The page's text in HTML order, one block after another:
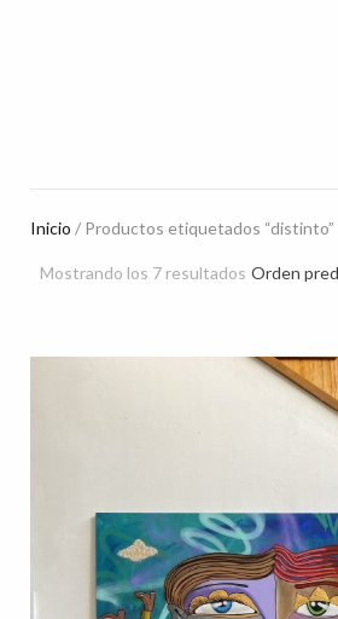
Inicio / Productos etiquetados “distinto”
Mostrando los 7 resultados